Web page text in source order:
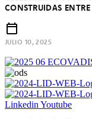
CONSTRUIDAS
JULIO 10, 2025
Linkedin Youtube